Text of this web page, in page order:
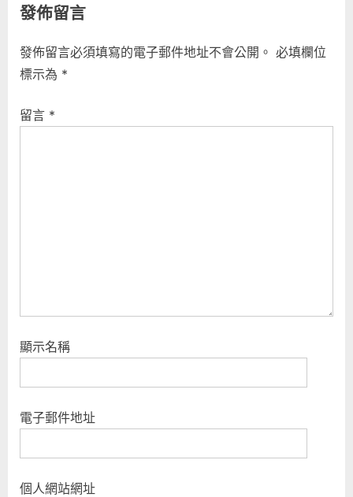
導
覽
v
o
u
P
P
t
發佈留言
發佈留言必須填寫的電子郵件地址不會公開。 必填欄位
標示為 *
留言 *
顯示名稱
電子郵件地址
個人網站網址